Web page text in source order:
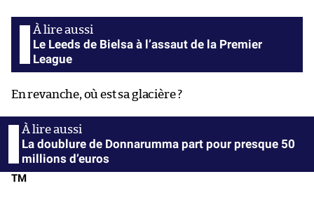
Le Leeds de Bielsa à l’assaut de la Premier
League
En revanche, où est sa glacière ?
La doublure de Donnarumma part pour presque 50
millions d’euros
TM